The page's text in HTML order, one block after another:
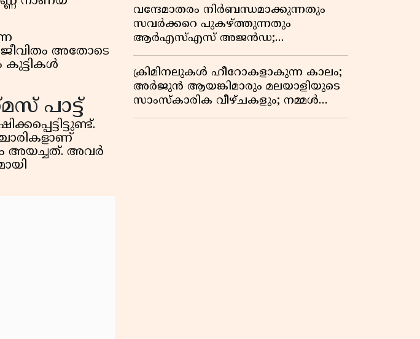
അതോടെ
പാട്ട്
അയച്ചത്. അവർ
ഇന്ത്യൻ സ്വാതന്ത്ര്യസമര സേനാനിയുടെ
വേറിട്ട കഥ
വന്ദേമാതരം നിർബന്ധമാക്കുന്നതും
സവർക്കറെ പുകഴ്ത്തുന്നതും
ആർഎസ്എസ് അജൻഡ;
സർക്കാരിനെതിരെ പിണറായി വിജയൻ
ക്രിമിനലുകൾ ഹീറോകളാകുന്ന കാലം;
അർജുൻ ആയങ്കിമാരും മലയാളിയുടെ
സാംസ്കാരിക വീഴ്ചകളും; നമ്മൾ
എങ്ങോട്ടാണ് പോകുന്നത്